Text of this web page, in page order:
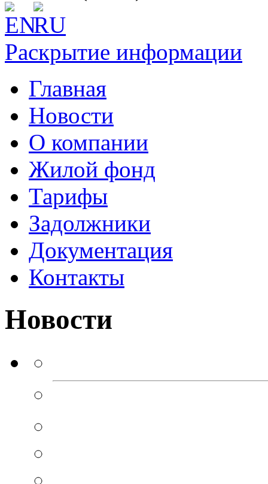
Раскрытие информации
Главная
Новости
О компании
Жилой фонд
Тарифы
Задолжники
Документация
Контакты
Новости